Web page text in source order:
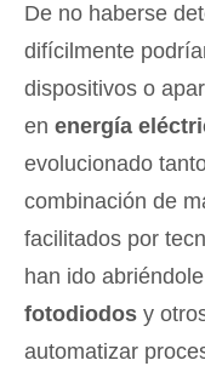
De no haberse
difícilmente
dispositivos o
en energía
evolucionado
combinación de
facilitados por
han ido
fotodiodos y
automatizar